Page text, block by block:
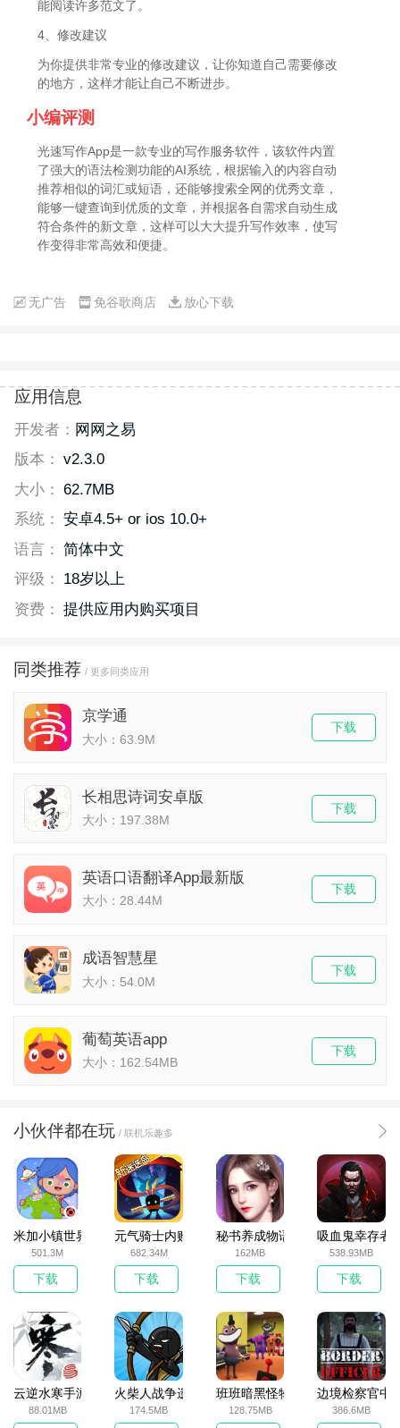
能阅读许多范文了。
4、修改建议
为你提供非常专业的修改建议，让你知道自己需要修改
的地方，这样才能让自己不断进步。
小编评测
光速写作App是一款专业的写作服务软件，该软件内置
了强大的语法检测功能的AI系统，根据输入的内容自动
推荐相似的词汇或短语，还能够搜索全网的优秀文章，
能够一键查询到优质的文章，并根据各自需求自动生成
符合条件的新文章，这样可以大大提升写作效率，使写
作变得非常高效和便捷。
无广告 免谷歌商店 放心下载
应用信息
开发者： 网网之易
版本： v2.3.0
大小： 62.7MB
系统： 安卓4.5+ or ios 10.0+
语言： 简体中文
评级：
18岁以上
资费： 提供应用内购买项目
同类推荐 / 更多同类应用
京学通
大小：63.9M
下载
长相思诗词安卓版
大小：197.38M
下载
英语口语翻译App最新版
大小：28.44M
下载
成语智慧星
大小：54.0M
下载
葡萄英语app
大小：162.54MB
下载
小伙伴都在玩 / 联机乐趣多
米加小镇世界2025官方版
501.3M
下载
元气骑士内购破解版
682.34M
下载
秘书养成物语
162MB
下载
吸血鬼幸存者
538.93MB
下载
云逆水寒手游
88.01MB
火柴人战争遗产无敌版
174.5MB
班班暗黑怪物生存挑战5
128.75MB
边境检察官中
386.6MB